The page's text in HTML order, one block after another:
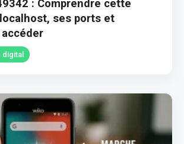
: Comprendre cette
ses ports et
digital